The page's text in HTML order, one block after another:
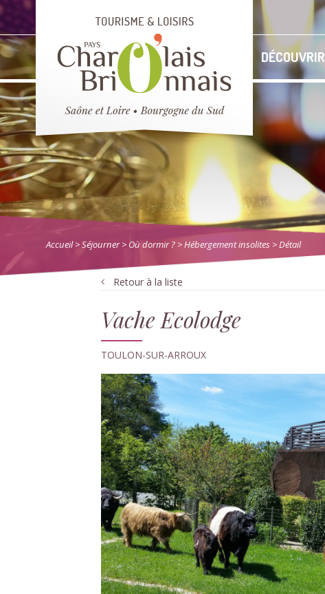
DÉCOUVRIR
Accueil> Séjourner> Où dormir ? >Hébergement insolites > Détail
Retour à la liste
Vache Ecolodge
TOULON-SUR-ARROUX